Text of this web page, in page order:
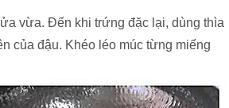
vừa. Đến khi trứng đặc lại, dùng thìa
của đậu. Khéo léo múc từng miếng